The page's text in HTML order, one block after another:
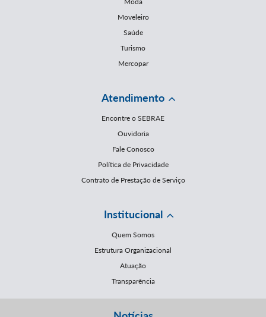
Moveleiro
Saúde
Turismo
Mercopar
Atendimento
Encontre o SEBRAE
Ouvidoria
Fale Conosco
Política de Privacidade
Contrato de Prestação de Serviço
Institucional
Quem Somos
Estrutura Organizacional
Atuação
Transparência